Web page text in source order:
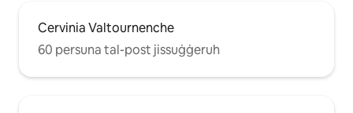
Cervinia Valtournenche
60 persuna tal-post jissuġġeruh